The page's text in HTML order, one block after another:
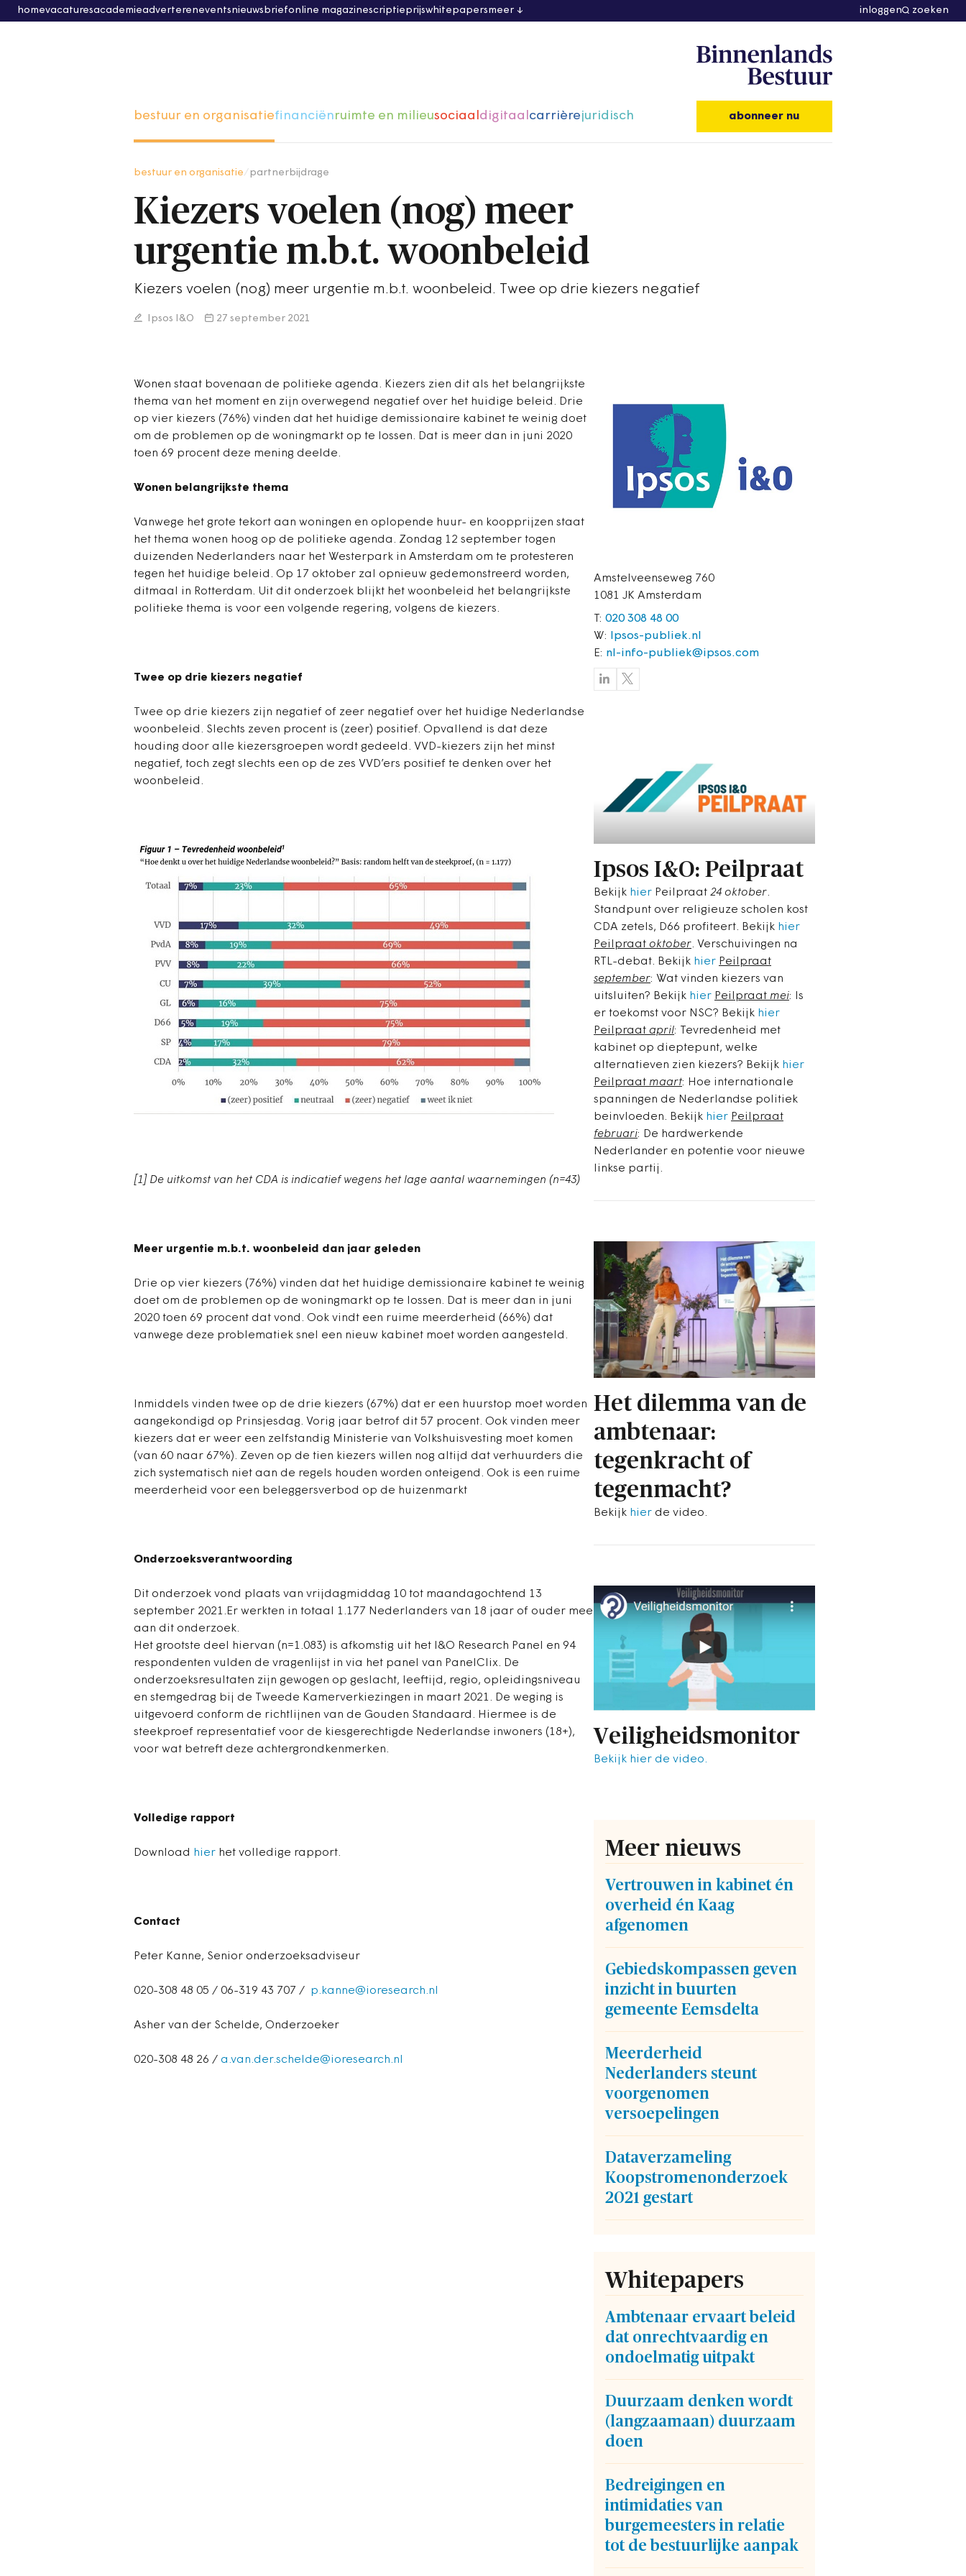
homevacaturesacademieadvertereneventsnieuwsbriefonline magazinescriptieprijswhitepapersmeer inloggen zoeken
bestuur en organisatiefinanciënruimte en milieusociaaldigitaalcarrièrejuridisch abonneer nu
bestuur en organisatie partnerbijdrage
Kiezers voelen (nog) meer
urgentie m.b.t. woonbeleid
Kiezers voelen (nog) meer urgentie m.b.t. woonbeleid. Twee op drie kiezers negatief
Ipsos I&O 27 september 2021
Wonen staat bovenaan de politieke agenda. Kiezers zien dit als het belangrijkste
thema van het moment en zijn overwegend negatief over het huidige beleid. Drie
op vier kiezers (76%) vinden dat het huidige demissionaire kabinet te weinig doet
om de problemen op de woningmarkt op te lossen. Dat is meer dan in juni 2020
toen 69 procent deze mening deelde.
Wonen belangrijkste thema
Vanwege het grote tekort aan woningen en oplopende huur- en koopprijzen staat
het thema wonen hoog op de politieke agenda. Zondag 12 september togen
duizenden Nederlanders naar het Westerpark in Amsterdam om te protesteren
tegen het huidige beleid. Op 17 oktober zal opnieuw gedemonstreerd worden,
ditmaal in Rotterdam. Uit dit onderzoek blijkt het woonbeleid het belangrijkste
politieke thema is voor een volgende regering, volgens de kiezers.
Twee op drie kiezers negatief
Twee op drie kiezers zijn negatief of zeer negatief over het huidige Nederlandse
woonbeleid. Slechts zeven procent is (zeer) positief. Opvallend is dat deze
houding door alle kiezersgroepen wordt gedeeld. VVD-kiezers zijn het minst
negatief, toch zegt slechts een op de zes VVD’ers positief te denken over het
woonbeleid.
[1] De uitkomst van het CDA is indicatief wegens het lage aantal waarnemingen (n=43)
Meer urgentie m.b.t. woonbeleid dan jaar geleden
Drie op vier kiezers (76%) vinden dat het huidige demissionaire kabinet te weinig
doet om de problemen op de woningmarkt op te lossen. Dat is meer dan in juni
2020 toen 69 procent dat vond. Ook vindt een ruime meerderheid (66%) dat
vanwege deze problematiek snel een nieuw kabinet moet worden aangesteld.
Inmiddels vinden twee op de drie kiezers (67%) dat er een huurstop moet worden
aangekondigd op Prinsjesdag. Vorig jaar betrof dit 57 procent. Ook vinden meer
kiezers dat er weer een zelfstandig Ministerie van Volkshuisvesting moet komen
(van 60 naar 67%). Zeven op de tien kiezers willen nog altijd dat verhuurders die
zich systematisch niet aan de regels houden worden onteigend. Ook is een ruime
meerderheid voor een beleggersverbod op de huizenmarkt
Onderzoeksverantwoording
Dit onderzoek vond plaats van vrijdagmiddag 10 tot maandagochtend 13
september 2021.Er werkten in totaal 1.177 Nederlanders van 18 jaar of ouder mee
aan dit onderzoek.
Het grootste deel hiervan (n=1.083) is afkomstig uit het I&O Research Panel en 94
respondenten vulden de vragenlijst in via het panel van PanelClix. De
onderzoeksresultaten zijn gewogen op geslacht, leeftijd, regio, opleidingsniveau
en stemgedrag bij de Tweede Kamerverkiezingen in maart 2021. De weging is
uitgevoerd conform de richtlijnen van de Gouden Standaard. Hiermee is de
steekproef representatief voor de kiesgerechtigde Nederlandse inwoners (18+),
voor wat betreft deze achtergrondkenmerken.
Volledige rapport
Download hier het volledige rapport.
Contact
Peter Kanne, Senior onderzoeksadviseur
020-308 48 05 / 06-319 43 707 / p.kanne@ioresearch.nl
Asher van der Schelde, Onderzoeker
020-308 48 26 / a.van.der.schelde@ioresearch.nl
Amstelveenseweg 760
1081 JK Amsterdam
T: 020 308 48 00
W:
Ipsos-publiek.nl
E: nl-info-publiek@ipsos.com
Ipsos I&O: Peilpraat
Bekijk hier Peilpraat 24 oktober.
Standpunt over religieuze scholen kost
CDA zetels, D66 profiteert. Bekijk hier
Peilpraat oktober. Verschuivingen na
RTL-debat. Bekijk hier Peilpraat
september: Wat vinden kiezers van
uitsluiten? Bekijk hier Peilpraat mei: Is
er toekomst voor NSC? Bekijk hier
Peilpraat april: Tevredenheid met
kabinet op dieptepunt, welke
alternatieven zien kiezers? Bekijk hier
Peilpraat maart: Hoe internationale
spanningen de Nederlandse politiek
beinvloeden. Bekijk hier Peilpraat
februari: De hardwerkende
Nederlander en potentie voor nieuwe
linkse partij.
Het dilemma van de
ambtenaar:
tegenkracht of
tegenmacht?
Bekijk hier de video.
Veiligheidsmonitor
Bekijk hier de video.
Meer nieuws
Vertrouwen in kabinet én
overheid én Kaag
afgenomen
Gebiedskompassen geven
inzicht in buurten
gemeente Eemsdelta
Meerderheid
Nederlanders steunt
voorgenomen
versoepelingen
Dataverzameling
Koopstromenonderzoek
2021 gestart
Whitepapers
Ambtenaar ervaart beleid
dat onrechtvaardig en
ondoelmatig uitpakt
Duurzaam denken wordt
(langzaamaan) duurzaam
doen
Bedreigingen en
intimidaties van
burgemeesters in relatie
tot de bestuurlijke aanpak